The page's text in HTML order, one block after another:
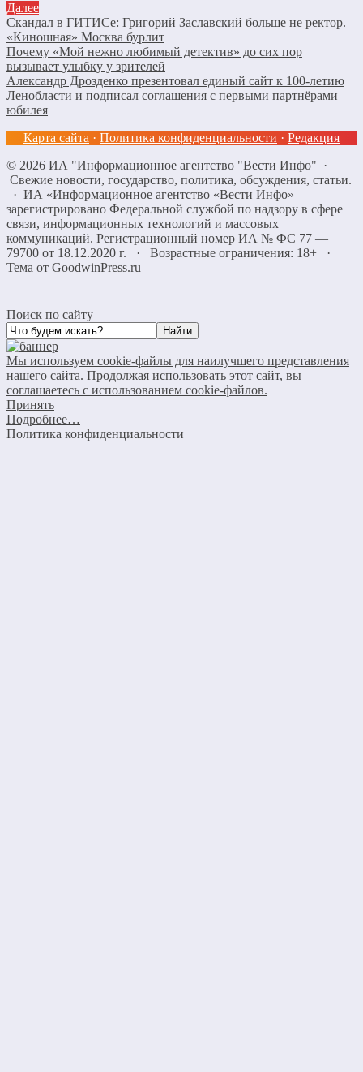
Далее
Скандал в ГИТИСе: Григорий Заславский больше не ректор.
«Киношная» Москва бурлит
Почему «Мой нежно любимый детектив» до сих пор
вызывает улыбку у зрителей
Александр Дрозденко презентовал единый сайт к 100-летию
Ленобласти и подписал соглашения с первыми партнёрами
юбилея
Карта сайта · Политика конфиденциальности · Редакция
© 2026 ИА "Информационное агентство "Вести Инфо" ·
Свежие новости, государство, политика, обсуждения, статьи.
· ИА «Информационное агентство «Вести Инфо»
зарегистрировано Федеральной службой по надзору в сфере
связи, информационных технологий и массовых
коммуникаций. Регистрационный номер ИА № ФС 77 —
79700 от 18.12.2020 г. · Возрастные ограничения: 18+
·
Тема от GoodwinPress.ru
Поиск по сайту
Мы используем cookie-файлы для наилучшего представления
нашего сайта. Продолжая использовать этот сайт, вы
соглашаетесь с использованием cookie-файлов.
Принять
Подробнее…
Политика конфиденциальности